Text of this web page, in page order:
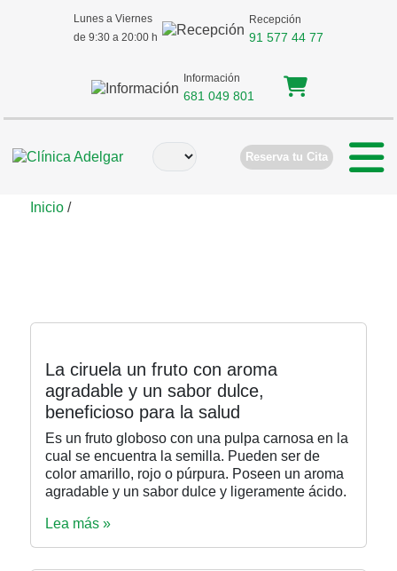
Lunes a Viernes
de 9:30 a 20:00 h
Recepción
91 577 44 77
Información
681 049 801
Reserva tu Cita
Inicio /
La ciruela un fruto con aroma
agradable y un sabor dulce,
beneficioso para la salud
Es un fruto globoso con una pulpa carnosa en la
cual se encuentra la semilla. Pueden ser de
color amarillo, rojo o púrpura. Poseen un aroma
agradable y un sabor dulce y ligeramente ácido.
Lea más »